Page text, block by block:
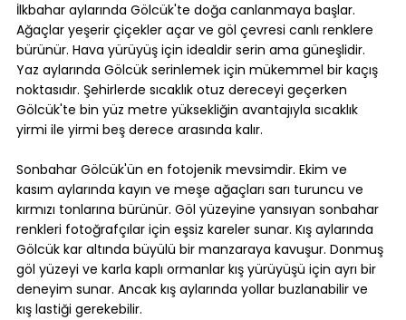
İlkbahar aylarında Gölcük'te doğa canlanmaya başlar.
Ağaçlar yeşerir çiçekler açar ve göl çevresi canlı renklere
bürünür. Hava yürüyüş için idealdir serin ama güneşlidir.
Yaz aylarında Gölcük serinlemek için mükemmel bir kaçış
noktasıdır. Şehirlerde sıcaklık otuz dereceyi geçerken
Gölcük'te bin yüz metre yüksekliğin avantajıyla sıcaklık
yirmi ile yirmi beş derece arasında kalır.
Sonbahar Gölcük'ün en fotojenik mevsimdir. Ekim ve
kasım aylarında kayın ve meşe ağaçları sarı turuncu ve
kırmızı tonlarına bürünür. Göl yüzeyine yansıyan sonbahar
renkleri fotoğrafçılar için eşsiz kareler sunar. Kış aylarında
Gölcük kar altında büyülü bir manzaraya kavuşur. Donmuş
göl yüzeyi ve karla kaplı ormanlar kış yürüyüşü için ayrı bir
deneyim sunar. Ancak kış aylarında yollar buzlanabilir ve
kış lastiği gerekebilir.